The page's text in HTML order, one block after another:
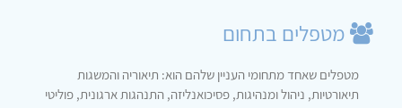
מטפלים בתחום
מטפלים שאחד מתחומי העניין שלהם הוא: תיאוריה והמשגות
תיאורטיות, ניהול ומנהיגות, פסיכואנליזה, התנהגות ארגונית, פוליטי